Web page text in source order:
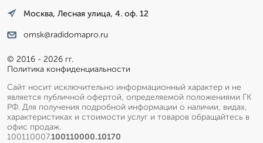
Москва, Лесная улица, 4. оф. 12
omsk@radidomapro.ru
© 2016 - 2026 гг.
Политика конфиденциальности
Сайт носит исключительно информационный характер и не
является публичной офертой, определяемой положениями ГК
РФ. Для получения подробной информации о наличии, видах,
характеристиках и стоимости услуг и товаров обращайтесь в
офис продаж.
100110007.100110000.10170